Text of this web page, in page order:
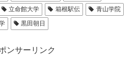
立命館大学 箱根駅伝
青山学院
黒田朝日
ンサーリンク